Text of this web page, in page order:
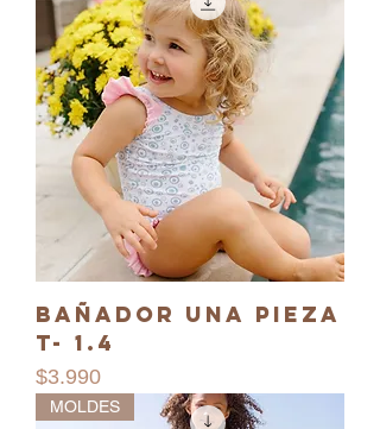
Bañador una pieza
T- 1.4
Precio
$3.990
MOLDES